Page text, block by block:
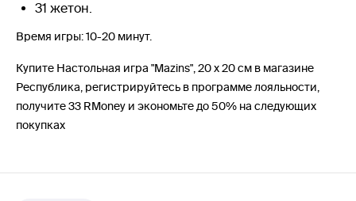
31 жетон.
Время игры: 10-20 минут.
Купите Настольная игра "Mazins", 20 х 20 см в магазине
Республика, регистрируйтесь в программе лояльности,
получите 33 RMoney и экономьте до 50% на следующих
покупках